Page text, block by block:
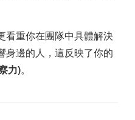
看重你在團隊中具體解決
身邊的人，這反映了你的
力)。